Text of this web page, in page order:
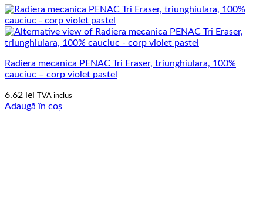
Radiera mecanica PENAC Tri Eraser, triunghiulara, 100%
cauciuc – corp violet pastel
6.62 lei TVA inclus
Adaugă în coș